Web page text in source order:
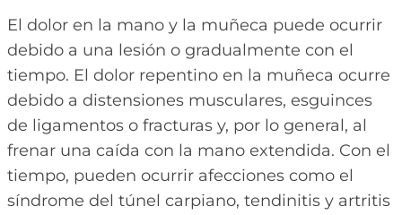
El dolor en la mano y la muñeca puede ocurrir
debido a una lesión o gradualmente con el
tiempo. El dolor repentino en la muñeca ocurre
debido a distensiones musculares, esguinces
de ligamentos o fracturas y, por lo general, al
frenar una caída con la mano extendida. Con el
tiempo, pueden ocurrir afecciones como el
síndrome del túnel carpiano, tendinitis y artritis